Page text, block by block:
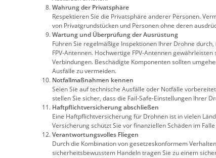
Wahrung der Privatsphäre
Respektieren Sie die Privatsphäre anderer Personen.
von Privatgrundstücken und Personen ohne deren
Wartung und Überprüfung der Ausrüstung
Führen Sie regelmäßige Inspektionen Ihrer Drohne
FPV-Antennen. Hochwertige FPV-Antennen
Verbindungen. Beschädigte Komponenten sollten
Ausfälle zu vermeiden.
Notfallmaßnahmen kennen
Seien Sie auf technische Ausfälle oder Notfälle
stellen Sie sicher, dass die Fail-Safe-Einstellungen Ihrer
Haftpflichtversicherung abschließen
Eine Haftpflichtversicherung für Drohnen ist in vielen
Versicherung schützt Sie vor finanziellen Schäden im
Verantwortungsvolles Fliegen
Durch die Kombination von gesetzeskonformem
sicherheitsbewusstem Handeln tragen Sie zu einem